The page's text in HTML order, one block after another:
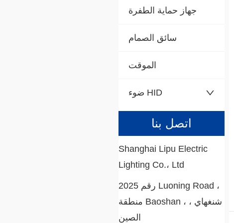
جهاز حماية الطفرة
سائق الصمام
الموقت
ضوء HID
اتصل بنا
Shanghai Lipu Electric
Lighting Co.، Ltd
رقم 2025 Luoning Road ،
منطقة Baoshan ، شنغهاي ،
الصين